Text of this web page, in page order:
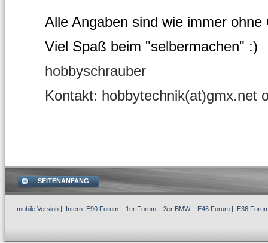
Alle Angaben sind wie immer ohne
Viel Spaß beim "selbermachen" :)
hobbyschrauber
Kontakt: hobbytechnik(at)gmx.net
SEITENANFANG
mobile Version | Intern: E90 Forum | 1er Forum | 3er BMW| E46 Forum | E36